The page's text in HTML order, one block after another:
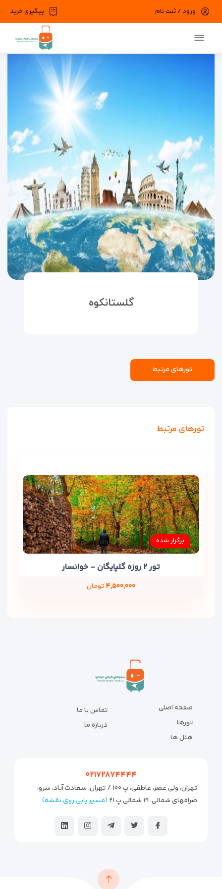
در حال حاضر ارتباط با سرور قطع می باشد لطفا
پیگیری خرید ورود / ثبت نام
گلستانکوه
تورهای مرتبط
تورهای مرتبط
برگزار شده
تور ۲ روزه گلپایگان – خوانسار
۴,۵۰۰,۰۰۰تومان
صفحه اصلی
تورها
هتل ها
تماس با ما
درباره ما
۰۲۱۷۲۸۷۴۴۴۴
تهران، ولی عصر، عاطفی، پ ۱۰۰ / تهران، سعادت آباد، سرو،
صرافهای شمالی، ۱۹ شمالی پ ۲۱
(مسیر یابی روی نقشه)